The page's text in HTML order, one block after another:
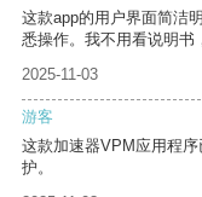
这款app的用户界面简洁
悉操作。我不用看说明书
2025-11-03
游客
这款加速器VPM应用程
护。